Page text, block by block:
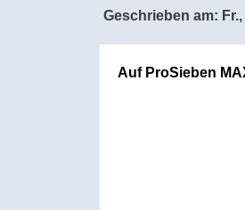
Geschrieben am:
Auf ProSieben